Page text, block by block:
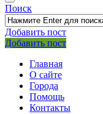
2022-
2026,
Новости
СВО
Поиск
Добавить пост
Мобильное
меню
Выйти
Добавить пост
Главная
О сайте
Города
Помощь
Контакты